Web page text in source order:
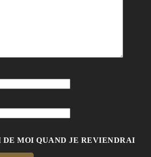
DE MOI QUAND JE REVIENDRAI